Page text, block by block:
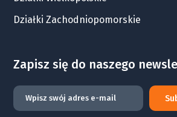
Działki Zachodniopomorskie
Zapisz się do naszego